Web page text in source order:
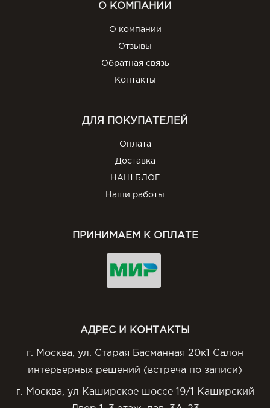
О КОМПАНИИ
О компании
Отзывы
Обратная связь
Контакты
ДЛЯ ПОКУПАТЕЛЕЙ
Оплата
Доставка
НАШ БЛОГ
Наши работы
ПРИНИМАЕМ К ОПЛАТЕ
АДРЕС И КОНТАКТЫ
г. Москва, ул. Старая Басманная 20к1 Салон
интерьерных решений (встреча по записи)
г. Москва, ул Каширское шоссе 19/1 Каширский